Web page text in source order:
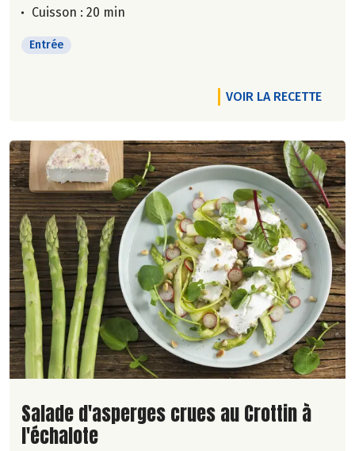
Cuisson : 20 min
Entrée
VOIR LA RECETTE
Lire la suite de la recette
Salade d'asperges crues au Crottin à
l'échalote